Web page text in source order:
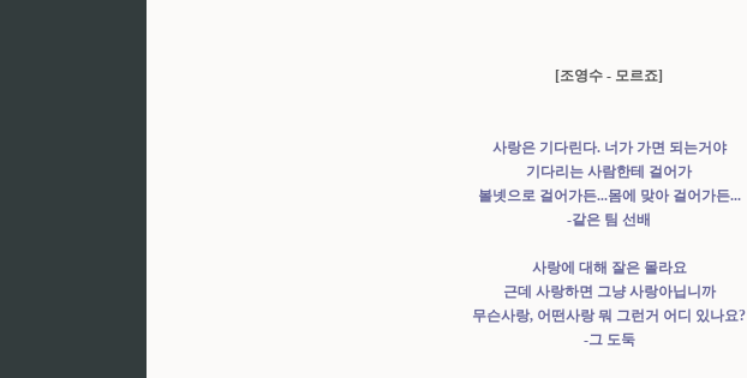
[조영수 - 모르죠]
사랑은 기다린다. 너가 가면 되는거야
기다리는 사람한테 걸어가
볼넷으로 걸어가든...몸에 맞아 걸어가든...
-같은 팀 선배
사랑에 대해 잘은 몰라요
근데 사랑하면 그냥 사랑아닙니까
무슨사랑, 어떤사랑 뭐 그런거 어디 있나요?
-그 도둑